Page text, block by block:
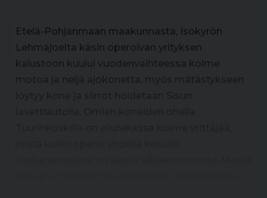
Etelä-Pohjanmaan maakunnasta, Isokyrön
Lehmäjoelta käsin operoivan yrityksen
kalustoon kuului vuodenvaihteessa kolme